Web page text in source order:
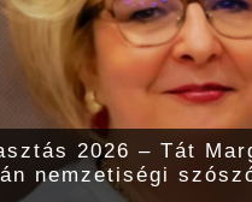
2026 – Tát
nemzetiségi